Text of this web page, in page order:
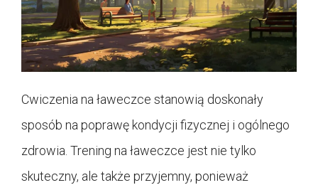
Cwiczenia na ławeczce stanowią doskonały
sposób na poprawę kondycji fizycznej i ogólnego
zdrowia. Trening na ławeczce jest nie tylko
skuteczny, ale także przyjemny, ponieważ